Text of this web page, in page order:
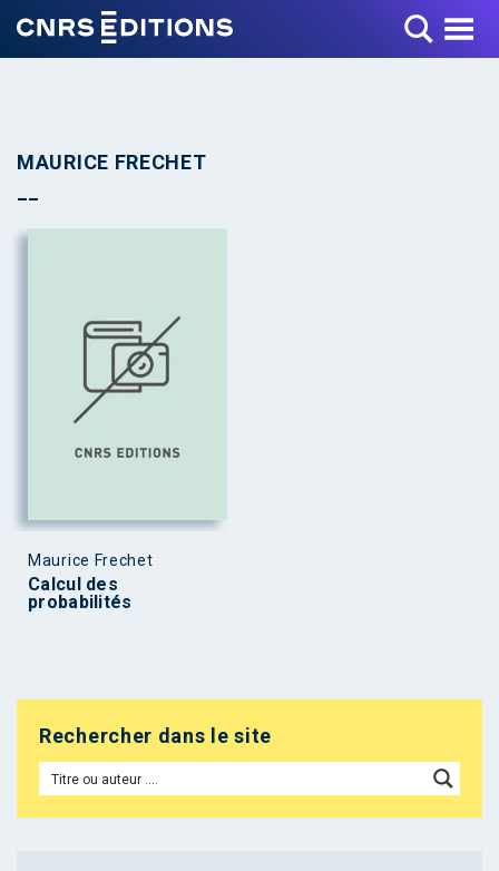
Toggle Menu
MAURICE FRECHET
Maurice Frechet
Calcul des
probabilités
Rechercher dans le site